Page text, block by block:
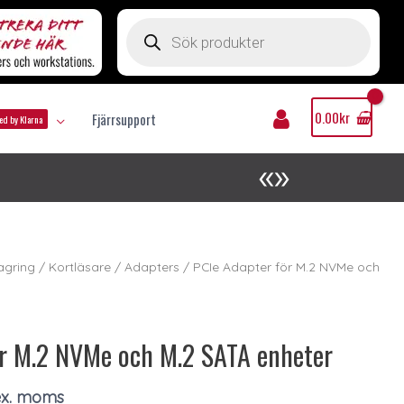
Products
by Klarna Fjärrsupport
Mitt
Konto
0.00kr
/ Kortläsare / Adapters / PCIe Adapter för M.2 NVMe och
NVMe och M.2 SATA enheter
moms